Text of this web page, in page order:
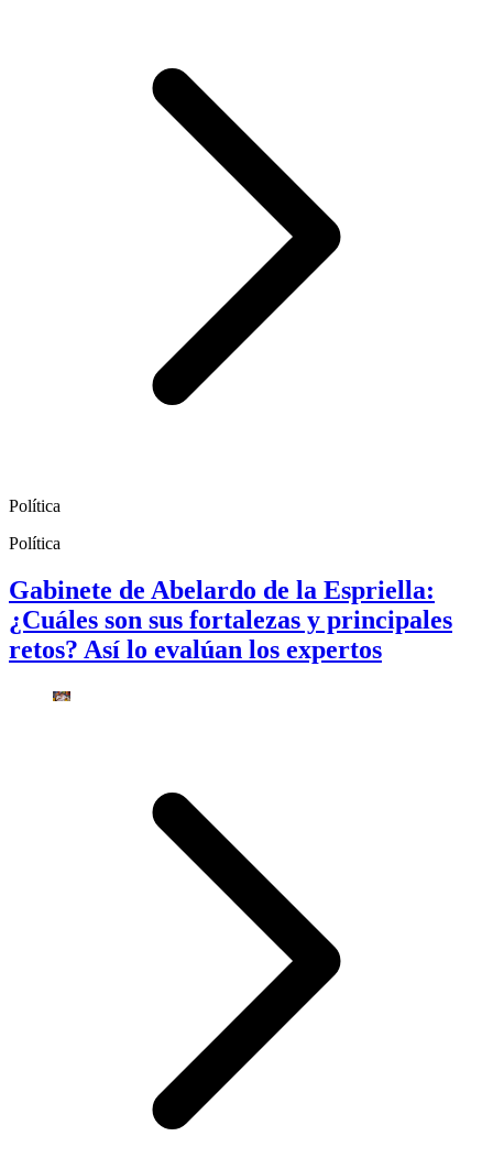
Política
Política
Gabinete de Abelardo de la Espriella:
¿Cuáles son sus fortalezas y principales
retos? Así lo evalúan los expertos